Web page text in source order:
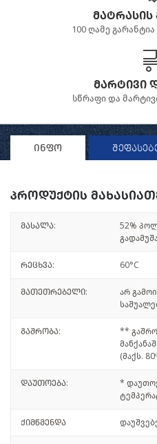
მატრასის
100 ღამე
მარტივი
სწრაფი და
ინფო
პროდუქტის
მასალა:
52%
რეცხვა: 60°C
მათეთრებელი:
არ
გაშრობა:
**
(მაქს.
დაუთოება:
*
ქიმწმენდა